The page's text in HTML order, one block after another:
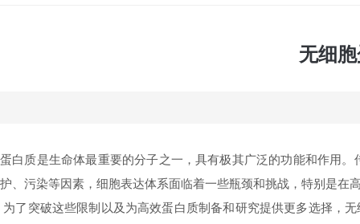
无细
蛋白质是生命体最重要的分子之一，具有极其广泛的功能和作用
护、污染等因素，细胞表达体系面临着一些瓶颈和挑战，特别是在
为了突破这些限制以及为高效蛋白质制备和研究提供更多选择，无